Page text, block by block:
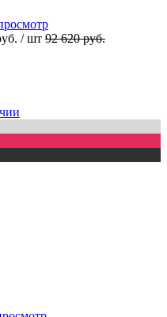
/ шт 92 620 руб.